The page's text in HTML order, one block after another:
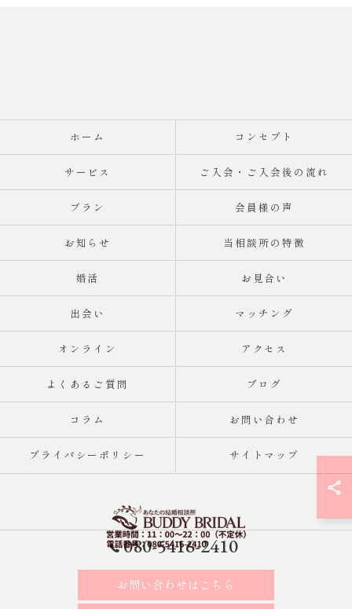
080-5416-2410
お問い合わせはこちら
ホーム コンセプト
サービス ご入会・ご入会後の流れ
プラン 会員様の声
お知らせ 当相談所の特徴
婚活 お見合い
出会い マッチング
オンライン アクセス
よくあるご質問 ブログ
コラム お問い合わせ
プライバシーポリシー サイトマップ
© 2026 東京都・大田区の結婚相談所｜再婚・20代30代の婚活なら